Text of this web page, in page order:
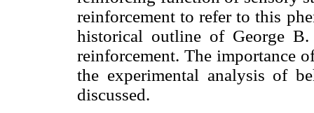
reinforcement to refer to this
historical outline of George
reinforcement. The importance
the experimental analysis of
discussed.